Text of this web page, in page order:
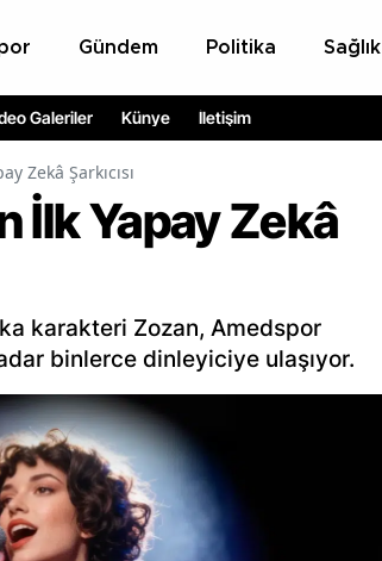
Gündem Politika Sağlık
Galeriler Künye İletişim
Zekâ Şarkıcısı
İlk Yapay Zekâ
karakteri Zozan, Amedspor
binlerce dinleyiciye ulaşıyor.